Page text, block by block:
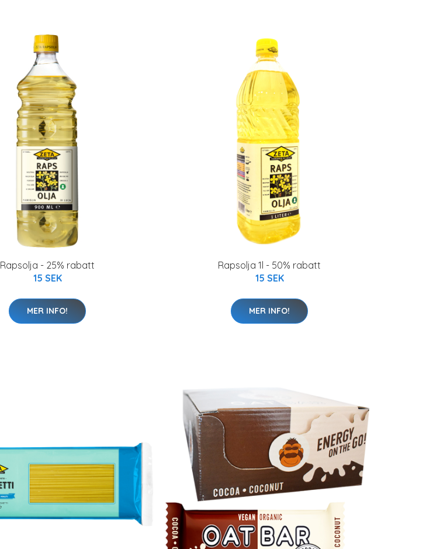
Rapsolja - 25% rabatt
15 SEK
MER INFO!
Rapsolja 1l - 50% rabatt
15 SEK
MER INFO!